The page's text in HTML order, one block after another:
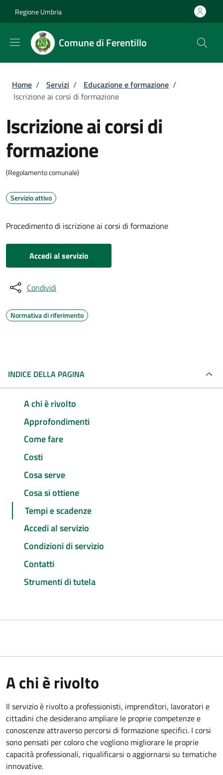
Regione Umbria
Comune di Ferentillo
Briciole di pane
Home / Servizi / Educazione e formazione /
Iscrizione ai corsi di formazione
Iscrizione ai corsi di
formazione
(Regolamento comunale)
Servizio attivo
Procedimento di iscrizione ai corsi di formazione
Accedi al servizio
Condividi
Normativa di riferimento
INDICE DELLA PAGINA
A chi è rivolto
Approfondimenti
Come fare
Costi
Cosa serve
Cosa si ottiene
Tempi e scadenze
Accedi al servizio
Condizioni di servizio
Contatti
Strumenti di tutela
A chi è rivolto
Il servizio è rivolto a professionisti, imprenditori, lavoratori e
cittadini che desiderano ampliare le proprie competenze e
conoscenze attraverso percorsi di formazione specifici. I corsi
sono pensati per coloro che vogliono migliorare le proprie
capacità professionali, riqualificarsi o aggiornarsi su tematiche
innovative.